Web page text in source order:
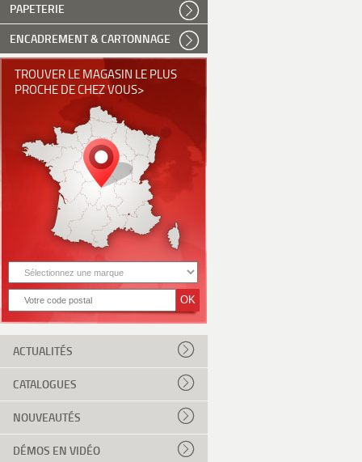
PAPETERIE
ENCADREMENT & CARTONNAGE
TROUVER LE MAGASIN LE PLUS
PROCHE DE CHEZ VOUS>
ACTUALITÉS
CATALOGUES
NOUVEAUTÉS
DÉMOS EN VIDÉO